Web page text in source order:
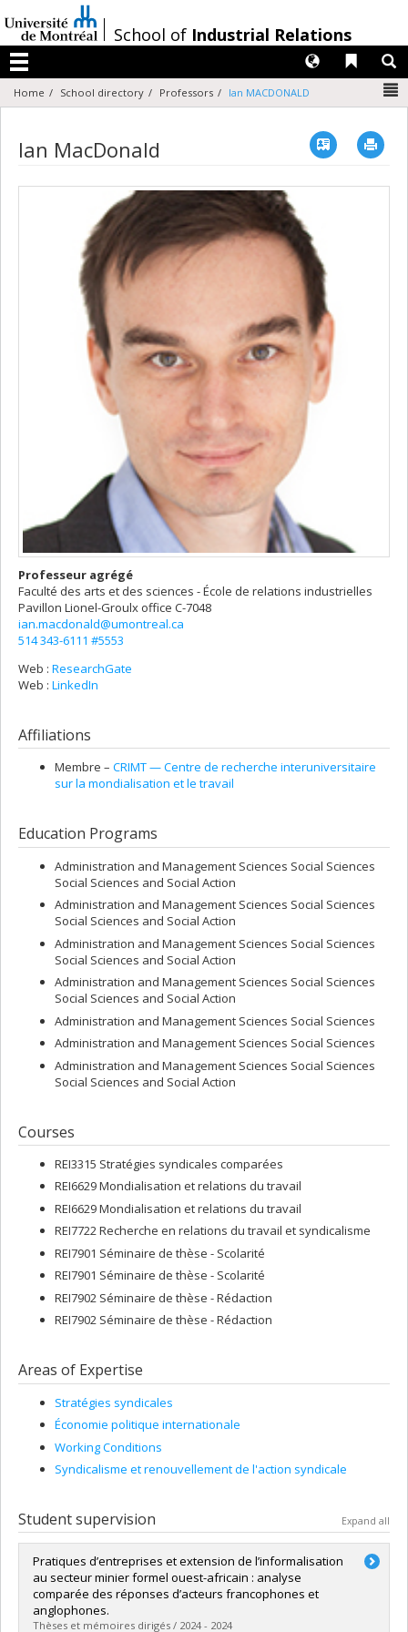
au
contenu
/
School of Industrial Relations
Menu
Liens
Langues
Home School directory Professors Ian MACDONALD
Ian MacDonald Vcard
Professeur agrégé
Faculté des arts et des sciences - École de relations industrielles
Pavillon Lionel-Groulx office C-7048
ian.macdonald@umontreal.ca
514 343-6111 #5553
Web : ResearchGate
Web : LinkedIn
Affiliations
Membre – CRIMT — Centre de recherche interuniversitaire
sur la mondialisation et le travail
Education Programs
Administration and Management Sciences Social Sciences
Social Sciences and Social Action
Administration and Management Sciences Social Sciences
Social Sciences and Social Action
Administration and Management Sciences Social Sciences
Social Sciences and Social Action
Administration and Management Sciences Social Sciences
Social Sciences and Social Action
Administration and Management Sciences Social Sciences
Administration and Management Sciences Social Sciences
Administration and Management Sciences Social Sciences
Social Sciences and Social Action
Courses
REI3315 Stratégies syndicales comparées
REI6629 Mondialisation et relations du travail
REI6629 Mondialisation et relations du travail
REI7722 Recherche en relations du travail et syndicalisme
REI7901 Séminaire de thèse - Scolarité
REI7901 Séminaire de thèse - Scolarité
REI7902 Séminaire de thèse - Rédaction
REI7902 Séminaire de thèse - Rédaction
Areas of Expertise
Stratégies syndicales
Économie politique internationale
Working Conditions
Syndicalisme et renouvellement de l'action syndicale
Student supervision Expand all
Pratiques d’entreprises et extension de l’informalisation
au secteur minier formel ouest-africain : analyse
comparée des réponses d’acteurs francophones et
anglophones.
Thèses et mémoires dirigés / 2024 - 2024